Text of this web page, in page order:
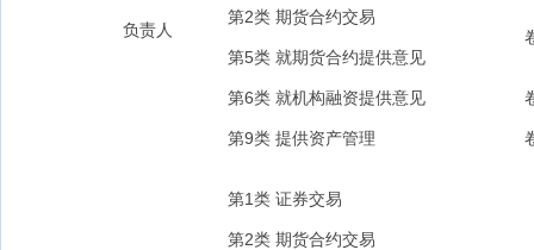
负责人
第2类 期货合约交易
第5类 就期货合约提供意见
卷
第6类 就机构融资提供意见 卷
第9类 提供资产管理 卷
第1类 证券交易
第2类 期货合约交易